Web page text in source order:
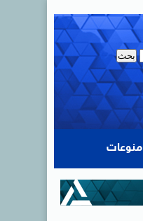
منوعات